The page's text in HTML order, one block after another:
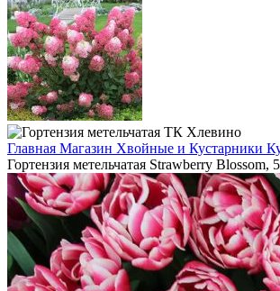
Главная Магазин Хвойные и Кустарники
Гортензия метельчатая Strawberry Blossom,